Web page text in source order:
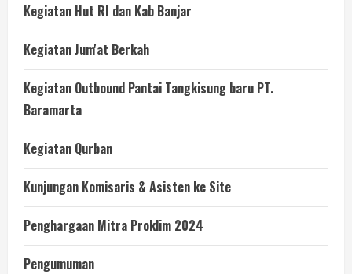
Kegiatan Hut RI dan Kab Banjar
Kegiatan Jum'at Berkah
Kegiatan Outbound Pantai Tangkisung baru PT.
Baramarta
Kegiatan Qurban
Kunjungan Komisaris & Asisten ke Site
Penghargaan Mitra Proklim 2024
Pengumuman